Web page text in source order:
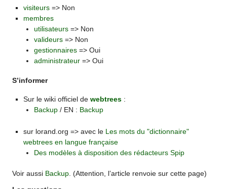
visiteurs=> Non
membres
utilisateurs => Non
valideurs => Non
gestionnaires => Oui
administrateur => Oui
S’informer
Sur le wiki officiel de webtrees:
Backup / EN : Backup
sur lorand.org => avec le Les mots du "dictionnaire"
webtrees en langue française
Des modèles à disposition des rédacteurs Spip
Voir aussi Backup. (Attention, l’article renvoie sur cette page)